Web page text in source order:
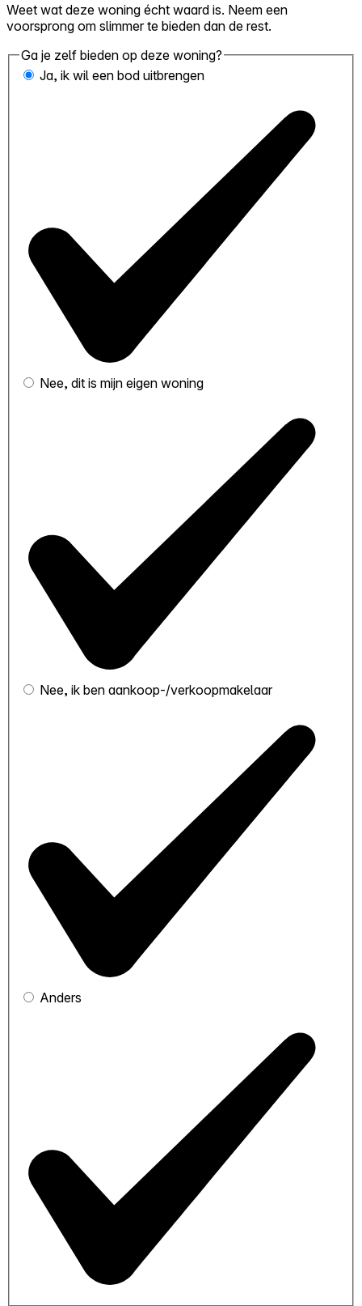
Weet wat deze woning écht waard is. Neem een
voorsprong om slimmer te bieden dan de rest.
Ga je zelf bieden op deze woning?
Ja, ik wil een bod uitbrengen
Nee, dit is mijn eigen woning
Nee, ik ben aankoop-/verkoopmakelaar
Anders